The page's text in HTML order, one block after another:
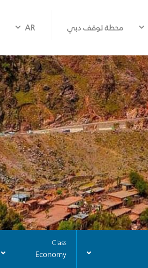
محطة توقف دبي AR
Class
Economy